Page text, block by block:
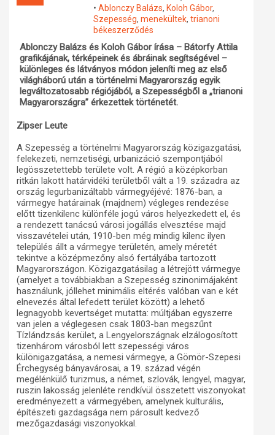
Műhelymunkák
• Ablonczy Balázs, Koloh Gábor,
Szepesség, menekültek, trianoni
békeszerződés
Ablonczy Balázs és Koloh Gábor írása – Bátorfy Attila
grafikájának, térképeinek és ábráinak segítségével –
különleges és látványos módon jeleníti meg az első
világháború után a történelmi Magyarország egyik
legváltozatosabb régiójából, a Szepességből a „trianoni
Magyarországra” érkezettek történetét.
Zipser Leute
A Szepesség a történelmi Magyarország közigazgatási,
felekezeti, nemzetiségi, urbanizáció szempontjából
legösszetettebb területe volt. A régió a középkorban
ritkán lakott határvidéki területből vált a 19. századra az
ország legurbanizáltabb vármegyéjévé: 1876-ban, a
vármegye határainak (majdnem) végleges rendezése
előtt tizenkilenc különféle jogú város helyezkedett el, és
a rendezett tanácsú városi jogállás elvesztése majd
visszavételei után, 1910-ben még mindig kilenc ilyen
település állt a vármegye területén, amely méretét
tekintve a középmezőny alsó fertályába tartozott
Magyarországon. Közigazgatásilag a létrejött vármegye
(amelyet a továbbiakban a Szepesség szinonimájaként
használunk, jóllehet minimális eltérés valóban van e két
elnevezés által lefedett terület között) a lehető
legnagyobb kevertséget mutatta: múltjában egyszerre
van jelen a véglegesen csak 1803-ban megszűnt
Tízlándzsás kerület, a Lengyelországnak elzálogosított
tizenhárom városból lett szepességi város
különigazgatása, a nemesi vármegye, a Gömör-Szepesi
Érchegység bányavárosai, a 19. század végén
megélénkülő turizmus, a német, szlovák, lengyel, magyar,
ruszin lakosság jelenléte rendkívül összetett viszonyokat
eredményezett a vármegyében, amelynek kulturális,
építészeti gazdagsága nem párosult kedvező
mezőgazdasági viszonyokkal.